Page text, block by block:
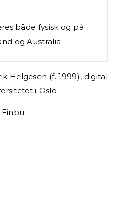
både fysisk og på
og Australia
Helgesen (f. 1999), digital
i Oslo